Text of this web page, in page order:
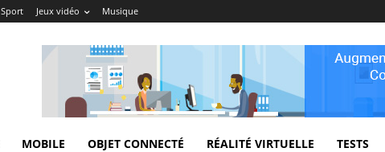
Sport Jeux vidéo Musique
MOBILE OBJET CONNECTÉ RÉALITÉ VIRTUELLE TESTS